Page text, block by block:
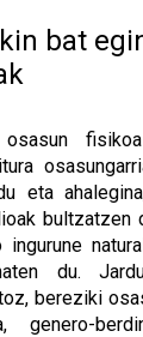
bat
eta
bultzatzen
du.
bereziki
genero-